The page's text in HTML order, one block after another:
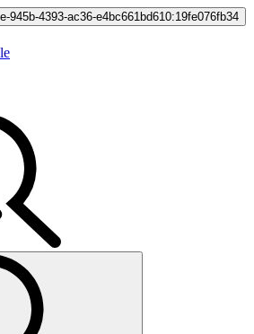
945b-4393-ac36-e4bc661bd610:19fe076fb34